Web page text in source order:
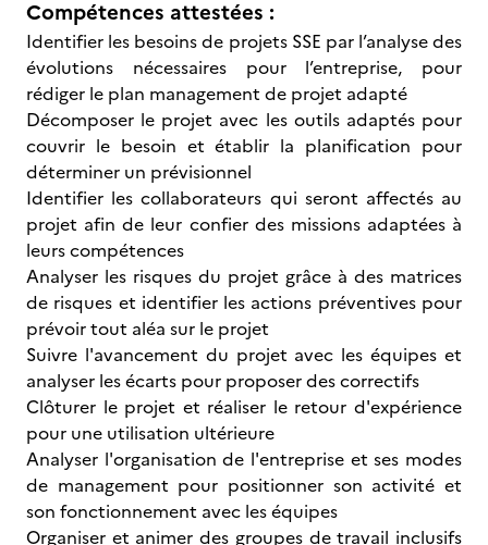
Compétences attestées :
Identifier les besoins de projets SSE par l’analyse des
évolutions nécessaires pour l’entreprise, pour
rédiger le plan management de projet adapté
Décomposer le projet avec les outils adaptés pour
couvrir le besoin et établir la planification pour
déterminer un prévisionnel
Identifier les collaborateurs qui seront affectés au
projet afin de leur confier des missions adaptées à
leurs compétences
Analyser les risques du projet grâce à des matrices
de risques et identifier les actions préventives pour
prévoir tout aléa sur le projet
Suivre l'avancement du projet avec les équipes et
analyser les écarts pour proposer des correctifs
Clôturer le projet et réaliser le retour d'expérience
pour une utilisation ultérieure
Analyser l'organisation de l'entreprise et ses modes
de management pour positionner son activité et
son fonctionnement avec les équipes
Organiser et animer des groupes de travail inclusifs